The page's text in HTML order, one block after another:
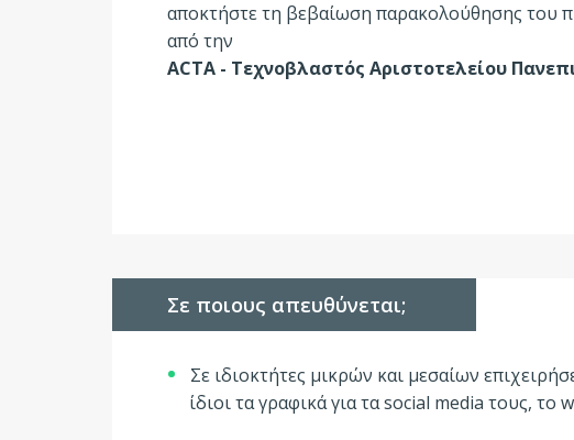
αποκτήστε τη βεβαίωση παρακολούθησης του
από την
ΑCΤΑ - Τεχνοβλαστός Αριστοτελείου
Σε ποιους απευθύνεται;
Σε ιδιοκτήτες μικρών και μεσαίων
ίδιοι τα γραφικά για τα social media τους, το